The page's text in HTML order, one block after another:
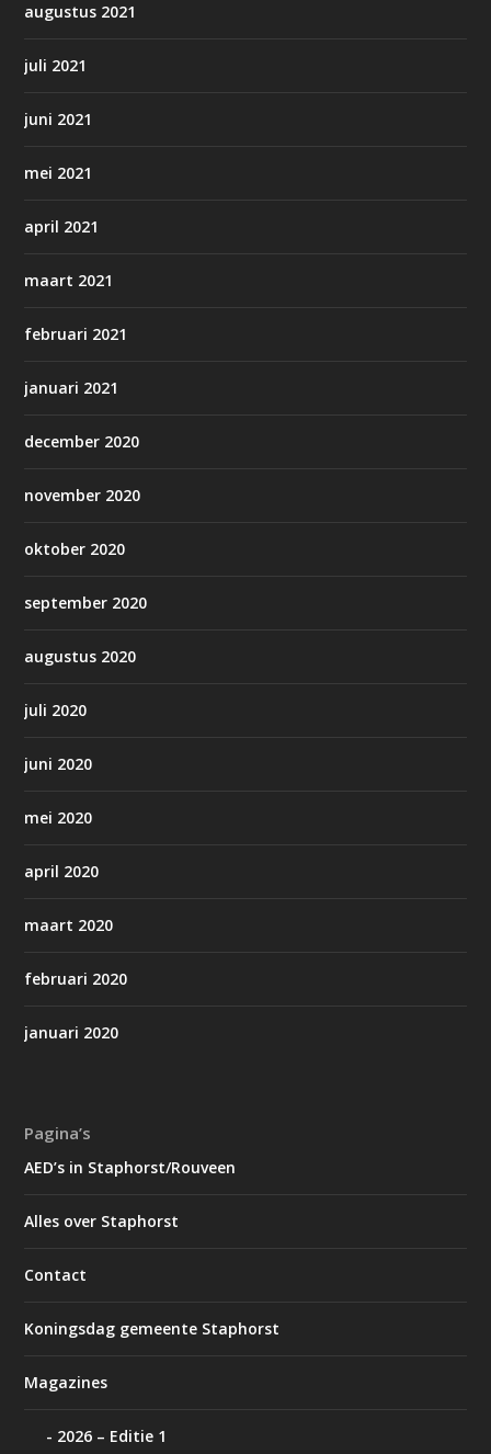
augustus 2021
juli 2021
juni 2021
mei 2021
april 2021
maart 2021
februari 2021
januari 2021
december 2020
november 2020
oktober 2020
september 2020
augustus 2020
juli 2020
juni 2020
mei 2020
april 2020
maart 2020
februari 2020
januari 2020
Pagina’s
AED’s in Staphorst/Rouveen
Alles over Staphorst
Contact
Koningsdag gemeente Staphorst
Magazines
2026 – Editie 1